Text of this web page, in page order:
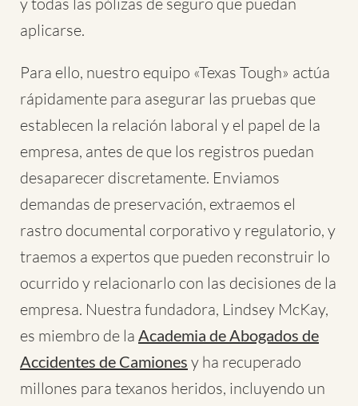
aplicarse.
Para ello, nuestro equipo «Texas Tough» actúa
rápidamente para asegurar las pruebas que
establecen la relación laboral y el papel de la
empresa, antes de que los registros puedan
desaparecer discretamente. Enviamos
demandas de preservación, extraemos el
rastro documental corporativo y regulatorio, y
traemos a expertos que pueden reconstruir lo
ocurrido y relacionarlo con las decisiones de la
empresa. Nuestra fundadora, Lindsey McKay,
es miembro de la Academia de Abogados de
Accidentes de Camiones y ha recuperado
millones para texanos heridos, incluyendo un